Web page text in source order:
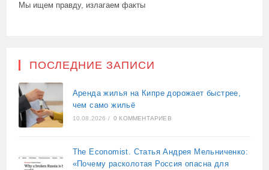
Мы ищем правду, излагаем факты
ПОСЛЕДНИЕ ЗАПИСИ
Аренда жилья на Кипре дорожает быстрее,
чем само жильё
10.08.2026 / 0 КОММЕНТАРИЕВ
The Economist. Статья Андрея Мельниченко:
«Почему расколотая Россия опасна для